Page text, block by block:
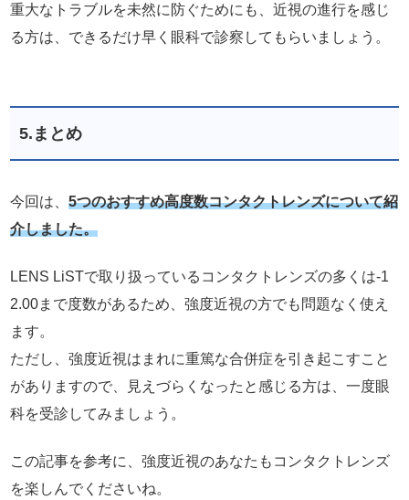
重大なトラブルを未然に防ぐためにも、近視の進行を感じ
る方は、できるだけ早く眼科で診察してもらいましょう。
5.まとめ
今回は、 5つのおすすめ高度数コンタクトレンズについて紹
介しました。
LENS LiSTで取り扱っているコンタクトレンズの多くは-1
2.00まで度数があるため、強度近視の方でも問題なく使え
ます。
ただし、強度近視はまれに重篤な合併症を引き起こすこと
がありますので、見えづらくなったと感じる方は、一度眼
科を受診してみましょう。
この記事を参考に、強度近視のあなたもコンタクトレンズ
を楽しんでくださいね。